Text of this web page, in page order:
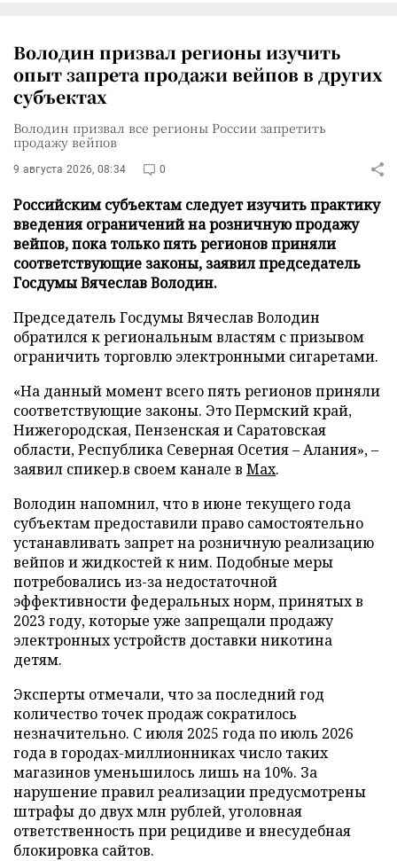
Володин призвал регионы изучить
опыт запрета продажи вейпов в других
субъектах
Володин призвал все регионы России запретить
продажу вейпов
9 августа 2026, 08:34 0
Российским субъектам следует изучить практику
введения ограничений на розничную продажу
вейпов, пока только пять регионов приняли
соответствующие законы, заявил председатель
Госдумы Вячеслав Володин.
Председатель Госдумы Вячеслав Володин
обратился к региональным властям с призывом
ограничить торговлю электронными сигаретами.
«На данный момент всего пять регионов приняли
соответствующие законы. Это Пермский край,
Нижегородская, Пензенская и Саратовская
области, Республика Северная Осетия – Алания», –
заявил спикер.в своем канале в Max.
Володин напомнил, что в июне текущего года
субъектам предоставили право самостоятельно
устанавливать запрет на розничную реализацию
вейпов и жидкостей к ним. Подобные меры
потребовались из-за недостаточной
эффективности федеральных норм, принятых в
2023 году, которые уже запрещали продажу
электронных устройств доставки никотина
детям.
Эксперты отмечали, что за последний год
количество точек продаж сократилось
незначительно. С июля 2025 года по июль 2026
года в городах-миллионниках число таких
магазинов уменьшилось лишь на 10%. За
нарушение правил реализации предусмотрены
штрафы до двух млн рублей, уголовная
ответственность при рецидиве и внесудебная
блокировка сайтов.